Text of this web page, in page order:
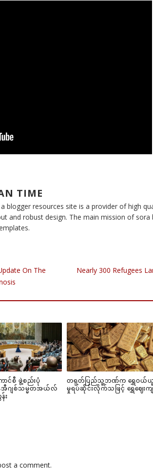
TIME
blogger resources site is a provider of high
and robust design. The main mission of
On The
Nearly 300 Refugees
ာင်စီ ဖွဲ့စည်းပုံ
အီဂျစ်သမ္မတအယ်လ်
း
တရုတ်ပြည်သူ့ဘဏ်က ရွှေဝယ်
မှုရပ်ဆိုင်းလိုက်သဖြင့် ရွှေဈေးက
a comment.